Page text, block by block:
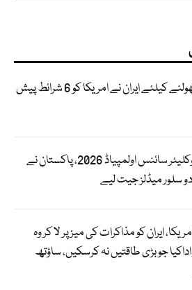
آبنائے ہرمز کھولنے کیلئے ایران نے امریکا کو 6 شرائط پیش
انٹرنیشنل نیوکلیئر سائنس اولمپیاڈ 2026، پاکستان نے
سلور میڈلز جیت لیے
ایران کو مذاکرات کی میز پر لا کر وہ
اداکیا جو بڑی طاقتیں نہ کرسکیں، ساؤتھ